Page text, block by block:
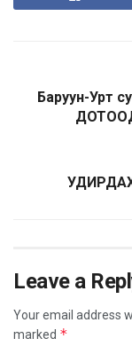
Баруун-Урт
ДОТООД
УДИРДАХ
Leave a
Your email address
marked *